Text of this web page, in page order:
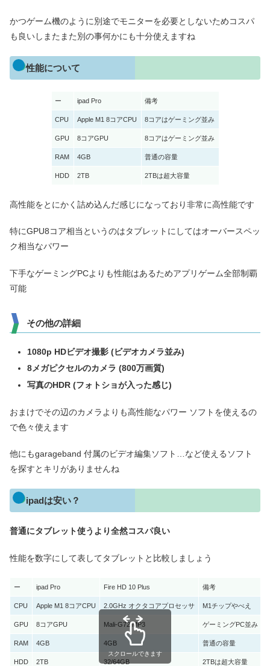
かつゲーム機のように別途でモニターを必要としないためコスパ
も良いしまたまた別の事何かにも十分使えますね
性能について
ー ipad Pro 備考
CPU Apple M1 8コアCPU 8コアはゲーミング並み
GPU 8コアGPU 8コアはゲーミング並み
RAM 4GB 普通の容量
HDD 2TB 2TBは超大容量
高性能をとにかく詰め込んだ感じになっており非常に高性能です
特にGPU8コア相当というのはタブレットにしてはオーバースペッ
ク相当なパワー
下手なゲーミングPCよりも性能はあるためアプリゲーム全部制覇
可能
その他の詳細
1080p HDビデオ撮影 (ビデオカメラ並み)
8メガピクセルのカメラ (800万画質)
写真のHDR (フォトショが入った感じ)
おまけでその辺のカメラよりも高性能なパワー ソフトを使えるの
で色々使えます
他にもgarageband 付属のビデオ編集ソフト…など使えるソフト
を探すとキリがありませんね
ipadは安い？
普通にタブレット使うより全然コスパ良い
性能を数字にして表してタブレットと比較しましょう
ー ipad Pro Fire HD 10 Plus 備考
CPU Apple M1 8コアCPU 2.0GHz オクタコアプロセッサ M1チップやべえ
GPU 8コアGPU Mali-G72 MP3 ゲーミングPC並み
RAM 4GB 4GB 普通の容量
HDD 2TB 32/64GB 2TBは超大容量
スクロールできます